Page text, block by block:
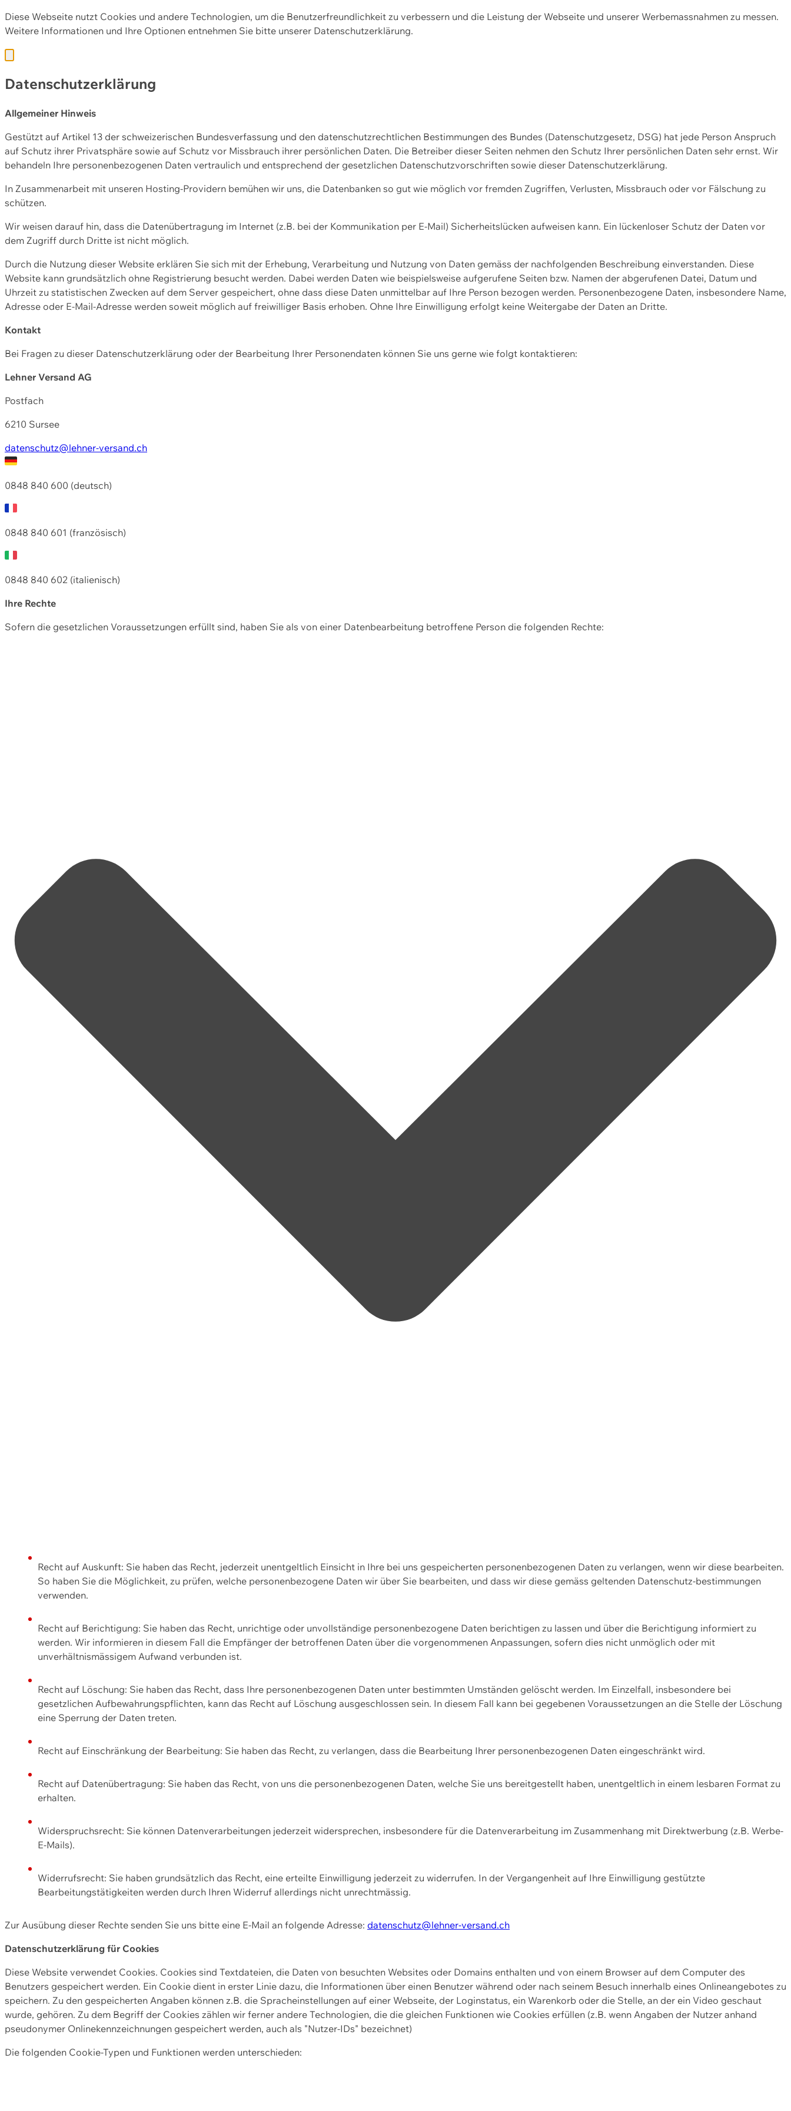
Diese Webseite nutzt Cookies und andere Technologien, um die Benutzerfreundlichkeit zu verbessern und die Leistung der Webseite und unserer Werbemassnahmen zu messen.
Weitere Informationen und Ihre Optionen entnehmen Sie bitte unserer Datenschutzerklärung.
Datenschutzerklärung
Allgemeiner Hinweis
Gestützt auf Artikel 13 der schweizerischen Bundesverfassung und den datenschutzrechtlichen Bestimmungen des Bundes (Datenschutzgesetz, DSG) hat jede Person Anspruch
auf Schutz ihrer Privatsphäre sowie auf Schutz vor Missbrauch ihrer persönlichen Daten. Die Betreiber dieser Seiten nehmen den Schutz Ihrer persönlichen Daten sehr ernst. Wir
behandeln Ihre personenbezogenen Daten vertraulich und entsprechend der gesetzlichen Datenschutzvorschriften sowie dieser Datenschutzerklärung.
In Zusammenarbeit mit unseren Hosting-Providern bemühen wir uns, die Datenbanken so gut wie möglich vor fremden Zugriffen, Verlusten, Missbrauch oder vor Fälschung zu
schützen.
Wir weisen darauf hin, dass die Datenübertragung im Internet (z.B. bei der Kommunikation per E-Mail) Sicherheitslücken aufweisen kann. Ein lückenloser Schutz der Daten vor
dem Zugriff durch Dritte ist nicht möglich.
Durch die Nutzung dieser Website erklären Sie sich mit der Erhebung, Verarbeitung und Nutzung von Daten gemäss der nachfolgenden Beschreibung einverstanden. Diese
Website kann grundsätzlich ohne Registrierung besucht werden. Dabei werden Daten wie beispielsweise aufgerufene Seiten bzw. Namen der abgerufenen Datei, Datum und
Uhrzeit zu statistischen Zwecken auf dem Server gespeichert, ohne dass diese Daten unmittelbar auf Ihre Person bezogen werden. Personenbezogene Daten, insbesondere Name,
Adresse oder E-Mail-Adresse werden soweit möglich auf freiwilliger Basis erhoben. Ohne Ihre Einwilligung erfolgt keine Weitergabe der Daten an Dritte.
Kontakt
Bei Fragen zu dieser Datenschutzerklärung oder der Bearbeitung Ihrer Personendaten können Sie uns gerne wie folgt kontaktieren:
Lehner Versand AG
Postfach
6210 Sursee
datenschutz@lehner-versand.ch
0848 840 600 (deutsch)
0848 840 601 (französisch)
0848 840 602 (italienisch)
Ihre Rechte
Sofern die gesetzlichen Voraussetzungen erfüllt sind, haben Sie als von einer Datenbearbeitung betroffene Person die folgenden Rechte:
Recht auf Auskunft: Sie haben das Recht, jederzeit unentgeltlich Einsicht in Ihre bei uns gespeicherten personenbezogenen Daten zu verlangen, wenn wir diese bearbeiten.
So haben Sie die Möglichkeit, zu prüfen, welche personenbezogene Daten wir über Sie bearbeiten, und dass wir diese gemäss geltenden Datenschutz-bestimmungen
verwenden.
Recht auf Berichtigung: Sie haben das Recht, unrichtige oder unvollständige personenbezogene Daten berichtigen zu lassen und über die Berichtigung informiert zu
werden. Wir informieren in diesem Fall die Empfänger der betroffenen Daten über die vorgenommenen Anpassungen, sofern dies nicht unmöglich oder mit
unverhältnismässigem Aufwand verbunden ist.
Recht auf Löschung: Sie haben das Recht, dass Ihre personenbezogenen Daten unter bestimmten Umständen gelöscht werden. Im Einzelfall, insbesondere bei
gesetzlichen Aufbewahrungspflichten, kann das Recht auf Löschung ausgeschlossen sein. In diesem Fall kann bei gegebenen Voraussetzungen an die Stelle der Löschung
eine Sperrung der Daten treten.
Recht auf Einschränkung der Bearbeitung: Sie haben das Recht, zu verlangen, dass die Bearbeitung Ihrer personenbezogenen Daten eingeschränkt wird.
Recht auf Datenübertragung: Sie haben das Recht, von uns die personenbezogenen Daten, welche Sie uns bereitgestellt haben, unentgeltlich in einem lesbaren Format zu
erhalten.
Widerspruchsrecht: Sie können Datenverarbeitungen jederzeit widersprechen, insbesondere für die Datenverarbeitung im Zusammenhang mit Direktwerbung (z.B. Werbe-
E-Mails).
Widerrufsrecht: Sie haben grundsätzlich das Recht, eine erteilte Einwilligung jederzeit zu widerrufen. In der Vergangenheit auf Ihre Einwilligung gestützte
Bearbeitungstätigkeiten werden durch Ihren Widerruf allerdings nicht unrechtmässig.
Zur Ausübung dieser Rechte senden Sie uns bitte eine E-Mail an folgende Adresse: datenschutz@lehner-versand.ch
Datenschutzerklärung für Cookies
Diese Website verwendet Cookies. Cookies sind Textdateien, die Daten von besuchten Websites oder Domains enthalten und von einem Browser auf dem Computer des
Benutzers gespeichert werden. Ein Cookie dient in erster Linie dazu, die Informationen über einen Benutzer während oder nach seinem Besuch innerhalb eines Onlineangebotes zu
speichern. Zu den gespeicherten Angaben können z.B. die Spracheinstellungen auf einer Webseite, der Loginstatus, ein Warenkorb oder die Stelle, an der ein Video geschaut
wurde, gehören. Zu dem Begriff der Cookies zählen wir ferner andere Technologien, die die gleichen Funktionen wie Cookies erfüllen (z.B. wenn Angaben der Nutzer anhand
pseudonymer Onlinekennzeichnungen gespeichert werden, auch als "Nutzer-IDs" bezeichnet)
Die folgenden Cookie-Typen und Funktionen werden unterschieden: